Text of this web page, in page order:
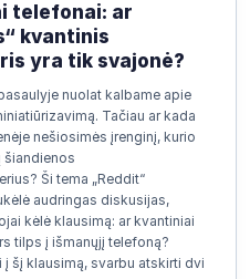
telefonai: ar
kvantinis
yra tik svajonė?
nuolat kalbame apie
Tačiau ar kada
nešiosimės įrenginį, kurio
šiandienos
Ši tema „Reddit“
audringas diskusijas,
kėlė klausimą: ar kvantiniai
tilps į išmanųjį telefoną?
į šį klausimą, svarbu atskirti dvi